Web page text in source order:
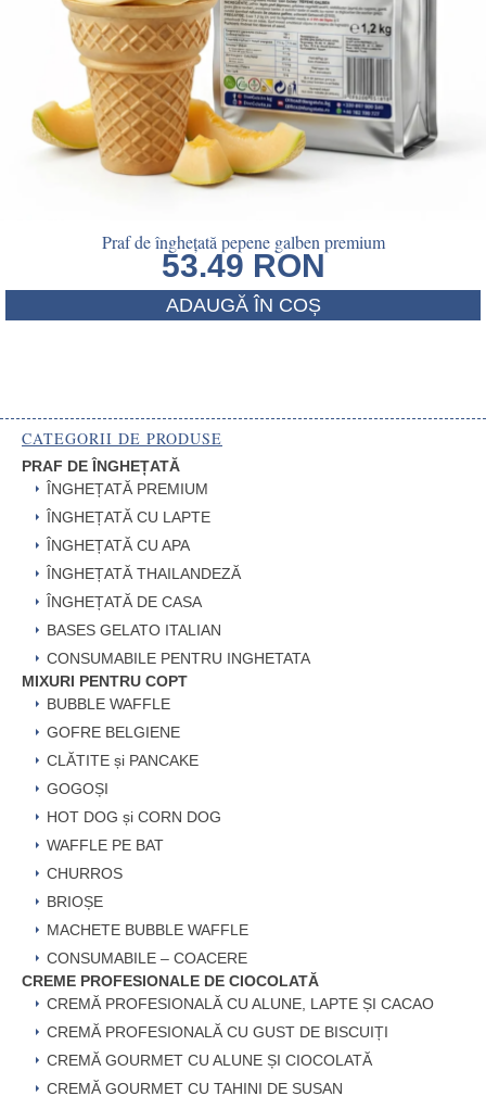
Praf de înghețată pepene galben premium
53.49 RON
ADAUGĂ ÎN COȘ
CATEGORII DE PRODUSE
PRAF DE ÎNGHEȚATĂ
ÎNGHEȚATĂ PREMIUM
ÎNGHEȚATĂ CU LAPTE
ÎNGHEȚATĂ CU APA
ÎNGHEȚATĂ THAILANDEZĂ
ÎNGHEȚATĂ DE CASA
BASES GELATO ITALIAN
CONSUMABILE PENTRU INGHETATA
MIXURI PENTRU COPT
BUBBLE WAFFLE
GOFRE BELGIENE
CLĂTITE și PANCAKE
GOGOȘI
HOT DOG și CORN DOG
WAFFLE PE BAT
CHURROS
BRIOȘE
MACHETE BUBBLE WAFFLE
CONSUMABILE – COACERE
CREME PROFESIONALE DE CIOCOLATĂ
CREMĂ PROFESIONALĂ CU ALUNE, LAPTE ȘI CACAO
CREMĂ PROFESIONALĂ CU GUST DE BISCUIȚI
CREMĂ GOURMET CU ALUNE ȘI CIOCOLATĂ
CREMĂ GOURMET CU TAHINI DE SUSAN